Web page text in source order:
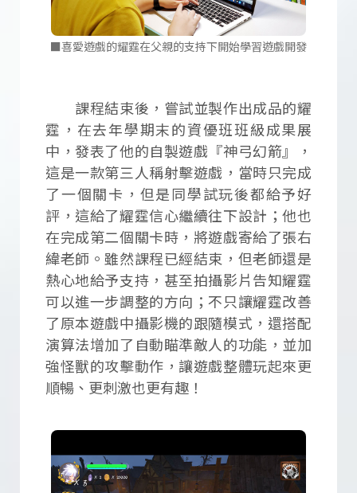
■喜愛遊戲的耀霆在父親的支持下開始學習遊戲開發
課程結束後，嘗試並製作出成品的耀
霆，在去年學期末的資優班班級成果展
中，發表了他的自製遊戲『神弓幻箭』，
這是一款第三人稱射擊遊戲，當時只完成
了一個關卡，但是同學試玩後都給予好
評，這給了耀霆信心繼續往下設計；他也
在完成第二個關卡時，將遊戲寄給了張右
緯老師。雖然課程已經結束，但老師還是
熱心地給予支持，甚至拍攝影片告知耀霆
可以進一步調整的方向；不只讓耀霆改善
了原本遊戲中攝影機的跟隨模式，還搭配
演算法增加了自動瞄準敵人的功能，並加
強怪獸的攻擊動作，讓遊戲整體玩起來更
順暢、更刺激也更有趣！